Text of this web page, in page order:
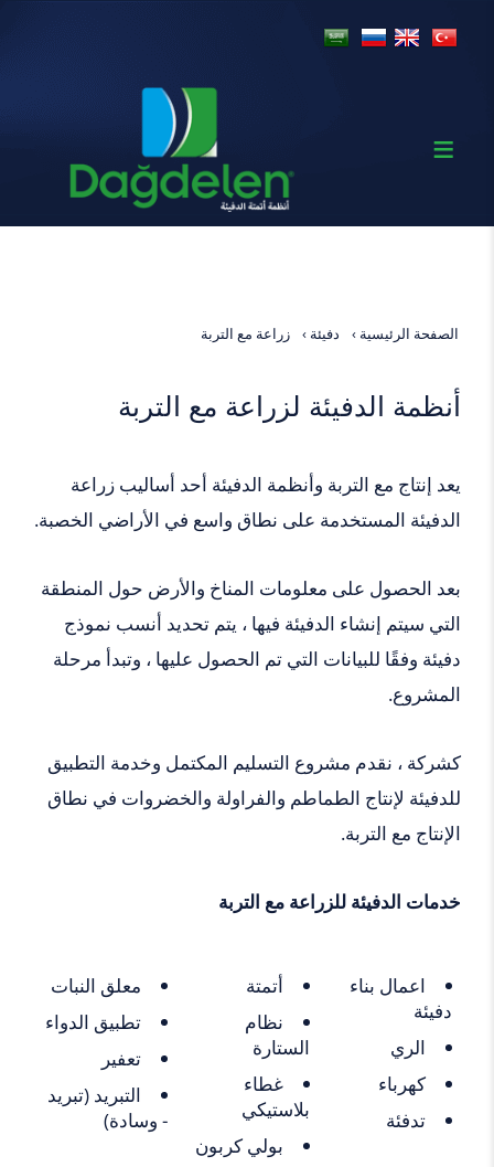
الصفحة الرئيسية دفيئة زراعة مع التربة
أنظمة الدفيئة لزراعة مع التربة
يعد إنتاج مع التربة وأنظمة الدفيئة أحد أساليب زراعة
الدفيئة المستخدمة على نطاق واسع في الأراضي الخصبة.
بعد الحصول على معلومات المناخ والأرض حول المنطقة
التي سيتم إنشاء الدفيئة فيها ، يتم تحديد أنسب نموذج
دفيئة وفقًا للبيانات التي تم الحصول عليها ، وتبدأ مرحلة
المشروع.
كشركة ، نقدم مشروع التسليم المكتمل وخدمة التطبيق
للدفيئة لإنتاج الطماطم والفراولة والخضروات في نطاق
الإنتاج مع التربة.
خدمات الدفيئة للزراعة مع التربة
اعمال بناء
دفيئة
الري
كهرباء
تدفئة
أتمتة
نظام
الستارة
غطاء
بلاستيكي
بولي كربون
معلق النبات
تطبيق الدواء
تعفير
التبريد (تبريد
- وسادة)